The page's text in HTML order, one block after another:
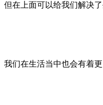
但在上面可以给我们解决
我们在生活当中也会有着